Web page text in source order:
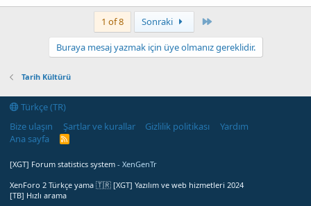
1 of 8 Sonraki
Buraya mesaj yazmak için üye olmanız gereklidir.
Tarih Kültürü
Türkçe (TR)
Bize ulaşın
Şartlar ve kurallar Gizlilik politikası
Yardım
Ana sayfa
R
[XGT] Forum statistics system - XenGenTr
XenForo 2 Türkçe yama 🇹🇷 [XGT] Yazılım ve web hizmetleri 2024
[TB] Hızlı arama